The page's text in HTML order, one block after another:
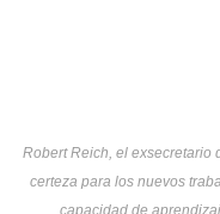
Robert Reich, el exsecretario
certeza para los nuevos
capacidad de